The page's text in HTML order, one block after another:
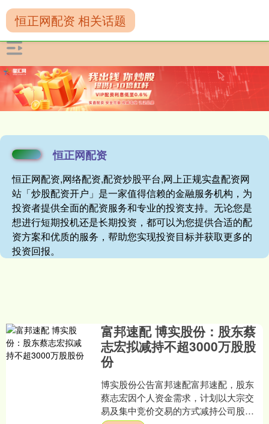
恒正网配资
恒正网配资,网络配资,配资炒股平台,网上正规实盘配资网
站「炒股配资开户」是一家值得信赖的金融服务机构，为
投资者提供全面的配资服务和专业的投资支持。无论您是
想进行短期投机还是长期投资，都可以为您提供合适的配
资方案和优质的服务，帮助您实现投资目标并获取更多的
投资回报。
恒正网配资 相关话题
富邦速配 博实股份：股东蔡
志宏拟减持不超3000万股股
份
博实股份公告富邦速配富邦速配，股东
蔡志宏因个人资金需求，计划以大宗交
易及集中竞价交易的方式减持公司股份